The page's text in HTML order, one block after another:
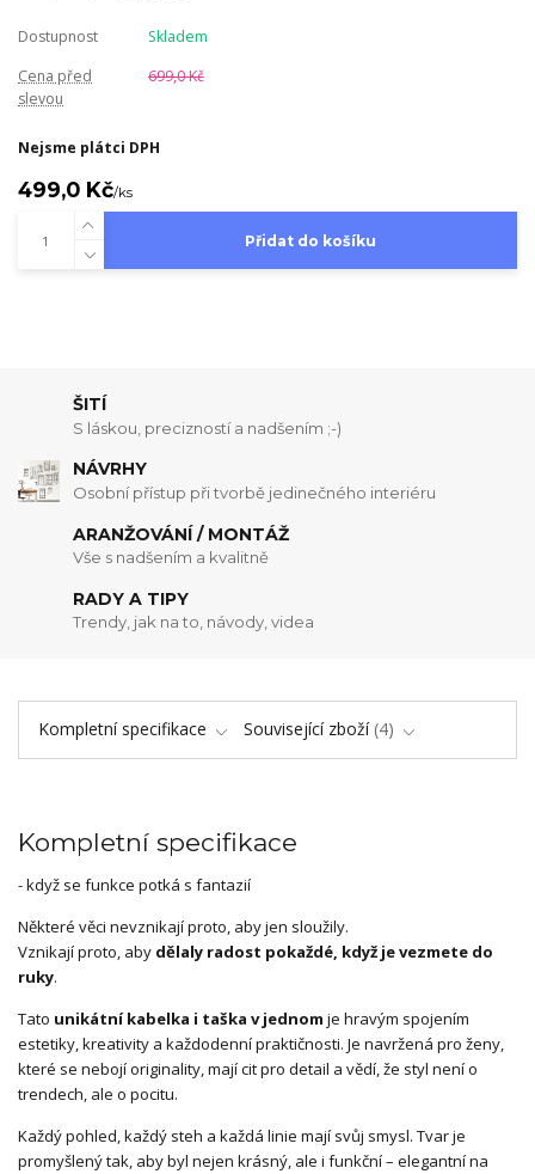
Dostupnost
Skladem
Cena před
slevou
699,0 Kč
Nejsme plátci DPH
499,0 Kč/ks
Přidat do košíku
ŠITÍ
S láskou, precizností a nadšením ;-)
NÁVRHY
Osobní přístup při tvorbě jedinečného interiéru
ARANŽOVÁNÍ / MONTÁŽ
Vše s nadšením a kvalitně
RADY A TIPY
Trendy, jak na to, návody, videa
Kompletní specifikace Související zboží 4
Kompletní specifikace
- když se funkce potká s fantazií
Některé věci nevznikají proto, aby jen sloužily.
Vznikají proto, aby dělaly radost pokaždé, když je vezmete do
ruky.
Tato unikátní kabelka i taška v jednom je hravým spojením
estetiky, kreativity a každodenní praktičnosti. Je navržená pro ženy,
které se nebojí originality, mají cit pro detail a vědí, že styl není o
trendech, ale o pocitu.
Každý pohled, každý steh a každá linie mají svůj smysl. Tvar je
promyšlený tak, aby byl nejen krásný, ale i funkční – elegantní na